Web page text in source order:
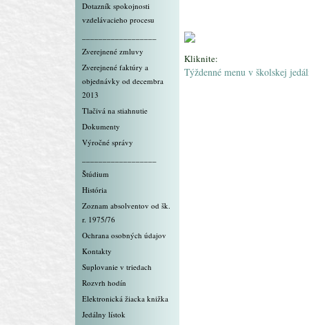
Dotazník spokojnosti
vzdelávacieho procesu
Zverejnené zmluvy
Zverejnené faktúry a
objednávky od decembra
2013
Tlačivá na stiahnutie
Dokumenty
Výročné správy
Štúdium
História
Zoznam absolventov od šk.
r. 1975/76
Ochrana osobných údajov
Kontakty
Suplovanie v triedach
Rozvrh hodín
Elektronická žiacka knižka
Jedálny lístok
Kliknite:
Týždenné menu v školskej